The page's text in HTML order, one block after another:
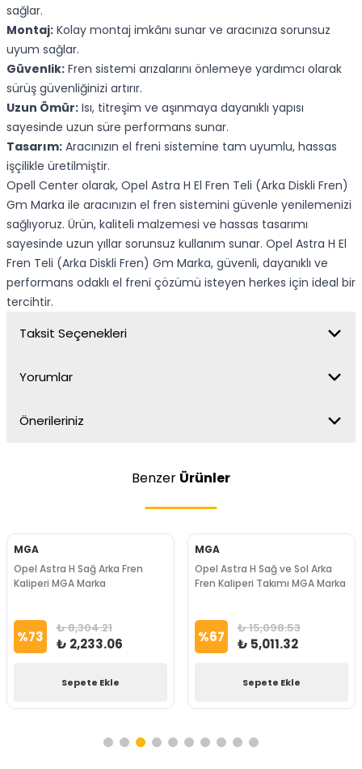
sağlar.
Montaj: Kolay montaj imkânı sunar ve aracınıza sorunsuz
uyum sağlar.
Güvenlik: Fren sistemi arızalarını önlemeye yardımcı olarak
sürüş güvenliğinizi artırır.
Uzun Ömür: Isı, titreşim ve aşınmaya dayanıklı yapısı
sayesinde uzun süre performans sunar.
Tasarım: Aracınızın el freni sistemine tam uyumlu, hassas
işçilikle üretilmiştir.
Opell Center olarak, Opel Astra H El Fren Teli (Arka Diskli Fren)
Gm Marka ile aracınızın el fren sistemini güvenle yenilemenizi
sağlıyoruz. Ürün, kaliteli malzemesi ve hassas tasarımı
sayesinde uzun yıllar sorunsuz kullanım sunar. Opel Astra H El
Fren Teli (Arka Diskli Fren) Gm Marka, güvenli, dayanıklı ve
performans odaklı el freni çözümü isteyen herkes için ideal bir
tercihtir.
Taksit Seçenekleri
Yorumlar
Önerileriniz
Benzer Ürünler
MGA
Opel Astra H Sağ Arka Fren
Kaliperi MGA Marka
%73 ₺ 8,304.21
₺ 2,233.06
Sepete Ekle
MGA
Opel Astra H Sağ ve Sol Arka
Fren Kaliperi Takımı MGA Marka
%67 ₺ 15,098.53
₺ 5,011.32
Sepete Ekle